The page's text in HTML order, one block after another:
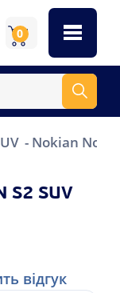
0
Nokian
S2 SUV
відгук